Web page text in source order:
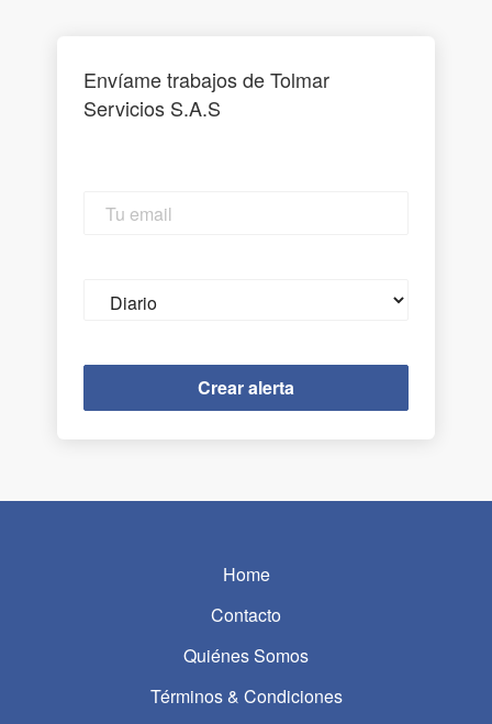
Envíame trabajos de Tolmar
Servicios S.A.S
email
frequency
Home
Contacto
Quiénes Somos
Términos & Condiciones